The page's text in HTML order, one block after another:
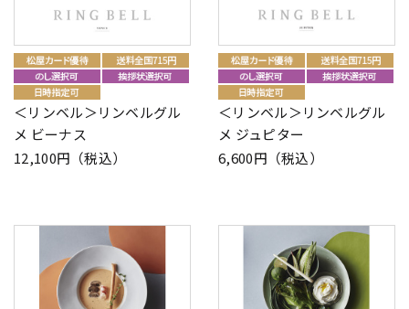
＜リンベル＞リンベルグル
メ ビーナス
12,100円（税込）
＜リンベル＞リンベルグル
メ ジュピター
6,600円（税込）